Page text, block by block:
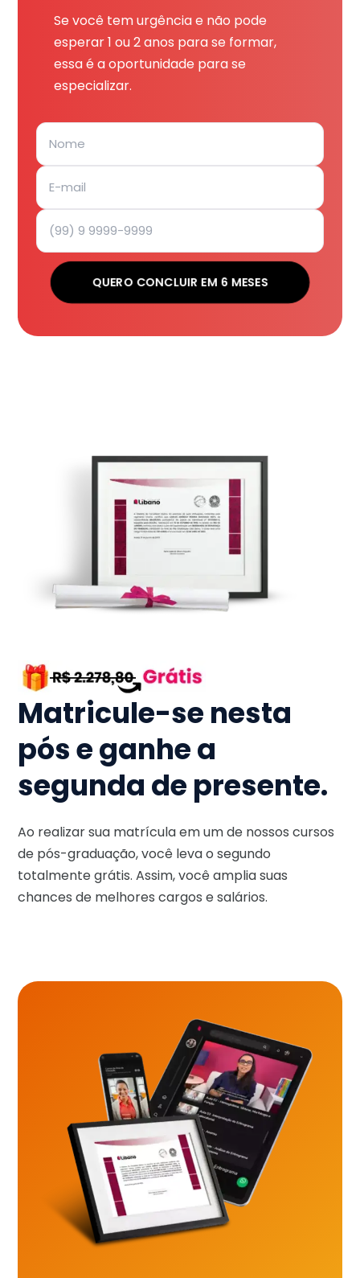
Se você tem urgência e não pode
esperar 1 ou 2 anos para se formar,
essa é a oportunidade para se
especializar.
QUERO CONCLUIR EM 6 MESES
Matricule-se nesta
pós e ganhe a
segunda de presente.
Ao realizar sua matrícula em um de nossos cursos
de pós-graduação, você leva o segundo
totalmente grátis. Assim, você amplia suas
chances de melhores cargos e salários.